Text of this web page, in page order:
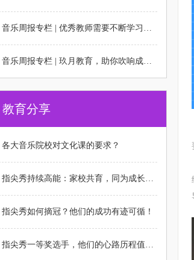
音乐周报专栏 | 优秀教师需要不断学习与打磨
音乐周报专栏 | 玖月教育，助你吹响成功的号角
教育分享
各大音乐院校对文化课的要求？
指尖秀持续高能：家校共育，同为成长护航！
指尖秀如何摘冠？他们的成功有迹可循！
指尖秀一等奖选手，他们的心路历程值得关注